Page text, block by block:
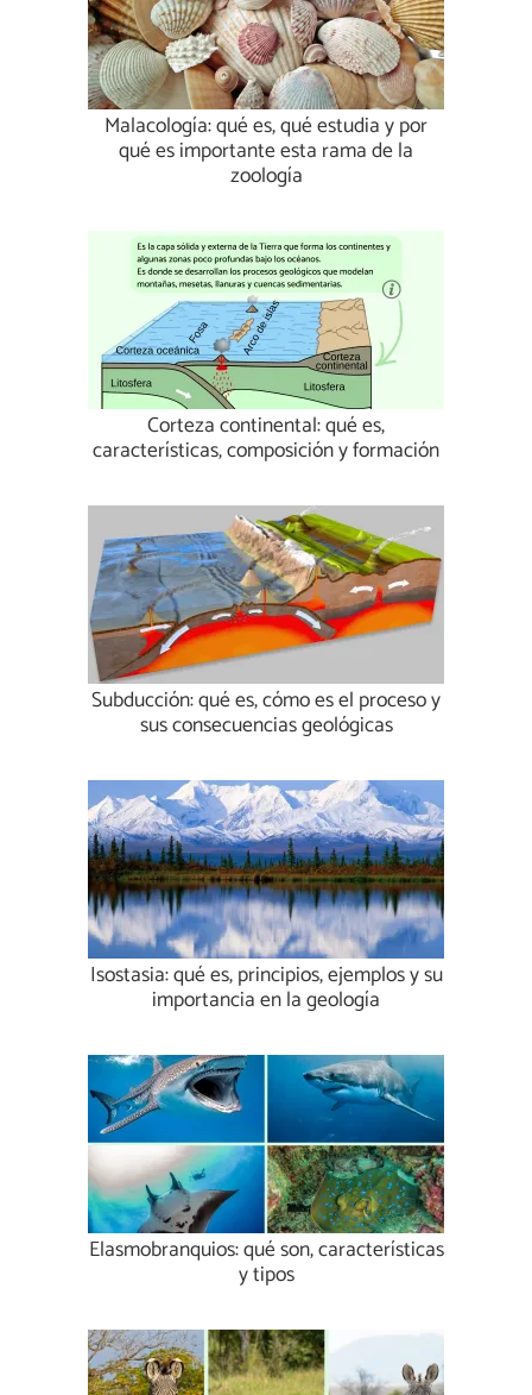
Malacología: qué es, qué estudia y por
qué es importante esta rama de la
zoología
Corteza continental: qué es,
características, composición y formación
Subducción: qué es, cómo es el proceso y
sus consecuencias geológicas
Isostasia: qué es, principios, ejemplos y su
importancia en la geología
Elasmobranquios: qué son, características
y tipos